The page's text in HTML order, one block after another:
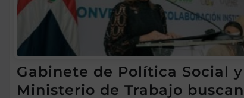
Gabinete de Política Social y
Ministerio de Trabajo buscan